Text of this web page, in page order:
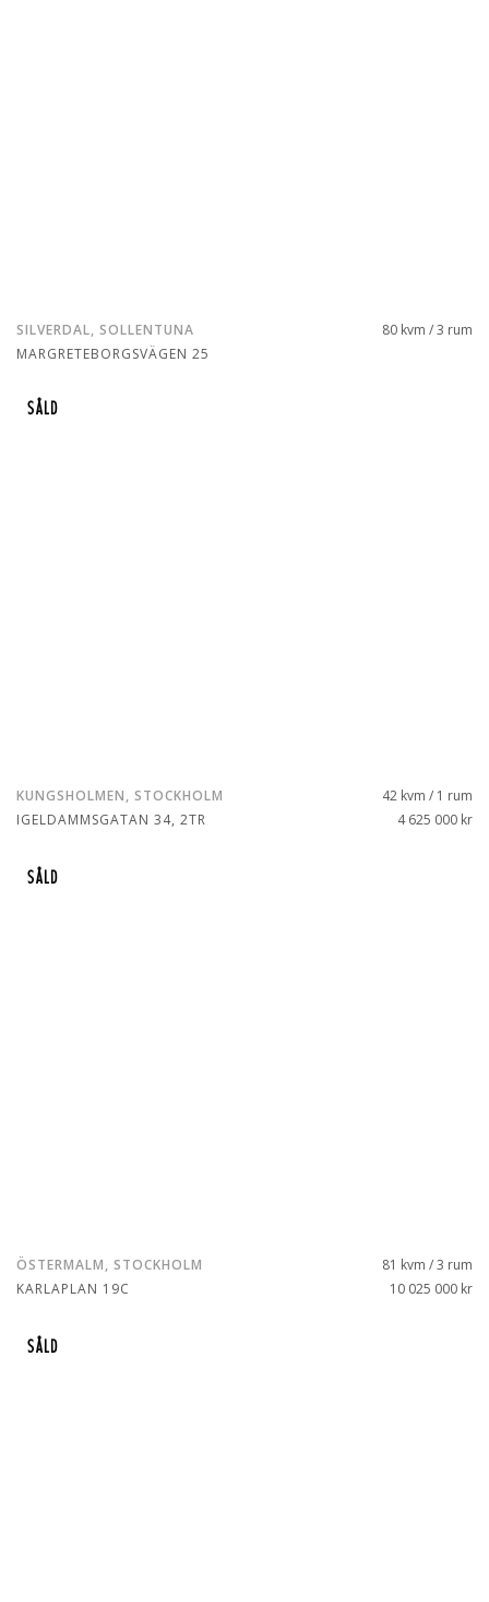
SILVERDAL, SOLLENTUNA
MARGRETEBORGSVÄGEN 25
80 kvm / 3 rum
SÅLD
KUNGSHOLMEN, STOCKHOLM
IGELDAMMSGATAN 34, 2TR
42 kvm / 1 rum
4 625 000 kr
SÅLD
ÖSTERMALM, STOCKHOLM
KARLAPLAN 19C
81 kvm / 3 rum
10 025 000 kr
SÅLD